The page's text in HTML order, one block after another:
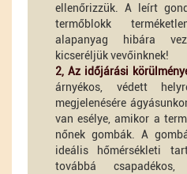
ellenőrizzük. A leírt
termőblokk
alapanyag hibára
kicseréljük vevőinknek!
2, Az időjárási
árnyékos, védett
megjelenésére
van esélye, amikor a
nőnek gombák. A
ideális hőmérsékleti
továbbá